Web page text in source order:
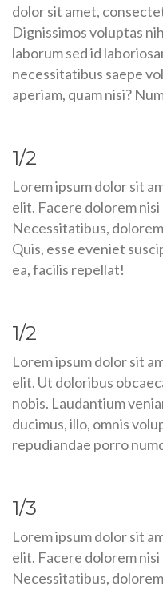
dolor sit amet,
Dignissimos voluptas
laborum sed id
necessitatibus saepe
aperiam, quam nisi?
1/2
Lorem ipsum dolor sit
elit. Facere dolorem
Necessitatibus,
Quis, esse eveniet
ea, facilis repellat!
1/2
Lorem ipsum dolor sit
elit. Ut doloribus
nobis. Laudantium
ducimus, illo, omnis
repudiandae porro
1/3
Lorem ipsum dolor sit
elit. Facere dolorem
Necessitatibus,